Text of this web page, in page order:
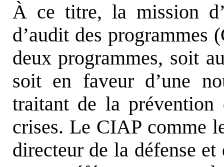
À ce titre, la mission
d’audit des programmes
deux programmes, soit
soit en faveur d’une
traitant de la prévention
crises. Le CIAP comme
directeur de la défense